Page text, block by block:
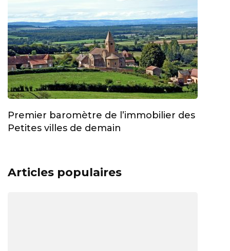
Premier baromètre de l’immobilier des
Petites villes de demain
Articles populaires